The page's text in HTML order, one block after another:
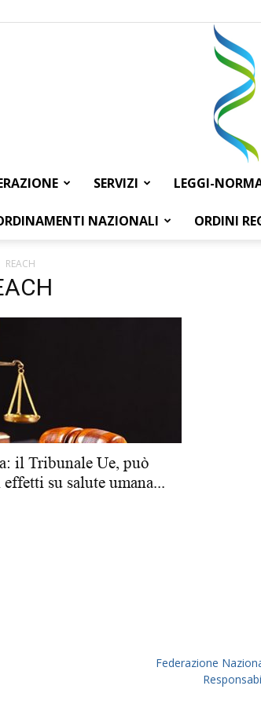
SERVIZI LEGGI-
NAZIONALI ORDINI
REACH
il Tribunale Ue, può
su salute umana...
Federazione